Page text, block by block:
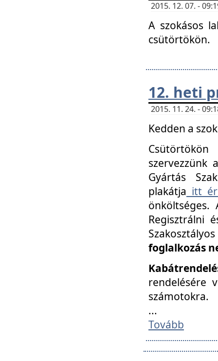
2015. 12. 07. -
A szokásos
csütörtökön.
12. heti
2015. 11. 24. -
Kedden a
szervezzünk
Gyártás
plakátja itt
Regisztrálni
foglalkozás
rendelésére
számotokra.
...
Tovább